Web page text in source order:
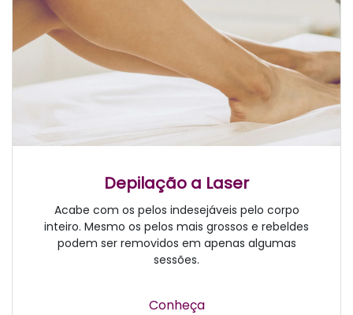
Depilação a Laser
Acabe com os pelos indesejáveis pelo corpo
inteiro. Mesmo os pelos mais grossos e rebeldes
podem ser removidos em apenas algumas
sessões.
Conheça